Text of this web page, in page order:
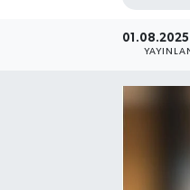
01.08.2025
ŞİRKET PANO